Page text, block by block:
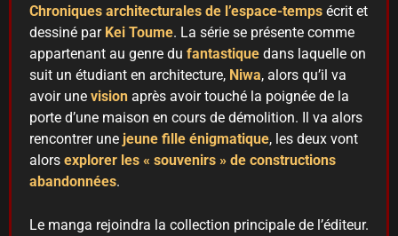
Chroniques architecturales de l’espace-temps écrit et
dessiné par Kei Toume. La série se présente comme
appartenant au genre du fantastique dans laquelle on
suit un étudiant en architecture, Niwa, alors qu’il va
avoir une vision après avoir touché la poignée de la
porte d’une maison en cours de démolition. Il va alors
rencontrer une jeune fille énigmatique, les deux vont
alors explorer les « souvenirs » de constructions
abandonnées.
Le manga rejoindra la collection principale de l’éditeur.